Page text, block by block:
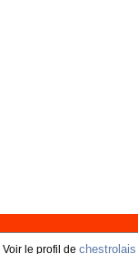
Voir le profil de chestrolais